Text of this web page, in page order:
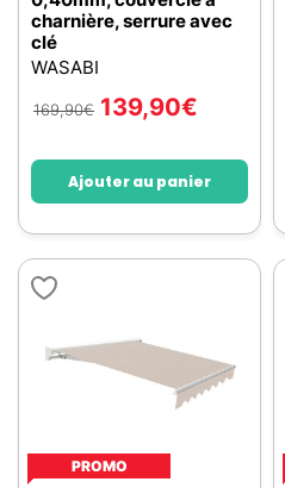
charnière, serrure avec
clé
WASABI
169,90€ 139,90€
Ajouter au panier
PROMO